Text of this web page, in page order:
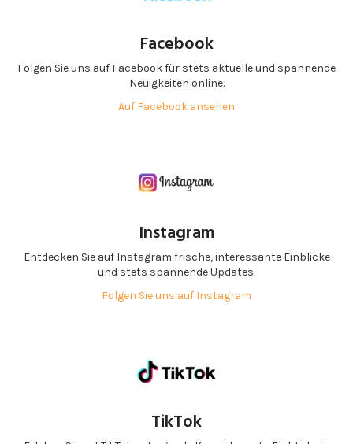
Facebook
Folgen Sie uns auf Facebook für stets aktuelle und spannende
Neuigkeiten online.
Auf Facebook ansehen
Instagram
Entdecken Sie auf Instagram frische, interessante Einblicke
und stets spannende Updates.
Folgen Sie uns auf Instagram
TikTok